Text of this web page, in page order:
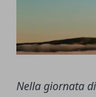
Nella giornata